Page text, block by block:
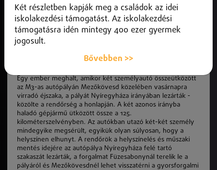
Egy ember meghalt, amikor két személyautó összeütközött
az M3-as autópályán Mezőkövesd közelében vasárnapra
virradó éjszaka, a pályát Nyíregyháza irányában lezárták -
közölte a rendőrség a honlapján. A két azonos irányba
haladó gépjármű ütközött össze a 125.
kilométerszelvényben. Az autókban utazó két-két személy
mindegyike megsérült, egyikük olyan súlyosan, hogy a
helyszínen elhunyt. A rendőrök a helyszínelés és műszaki
mentés idejére az autópálya Nyíregyháza felé tartó
szakaszát lezárták, a forgalmat Füzesabonynál terelik le a
pályáról és Mezőkövesdnél lehet visszatérni a gyorsforgalmi
Két részletben kapják meg a családok az idei
iskolakezdési támogatást. Az iskolakezdési
támogatásra idén mintegy 400 ezer gyermek
jogosult.
Bővebben >>